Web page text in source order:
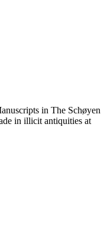
in The Schøyen
in illicit antiquities at